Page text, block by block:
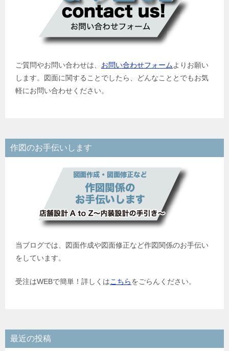
ご質問やお問い合わせは、 お問い合わせフォームよりお願い
します。図面に関することでしたら、どんなこととでもお気
軽にお問い合わせください。
作図のお手伝いします
当ブログでは、図面作成や図面修正など作図関係のお手伝い
をしています。
受注はWEBで簡単！詳しくはこちらをごらんください。
最近の投稿